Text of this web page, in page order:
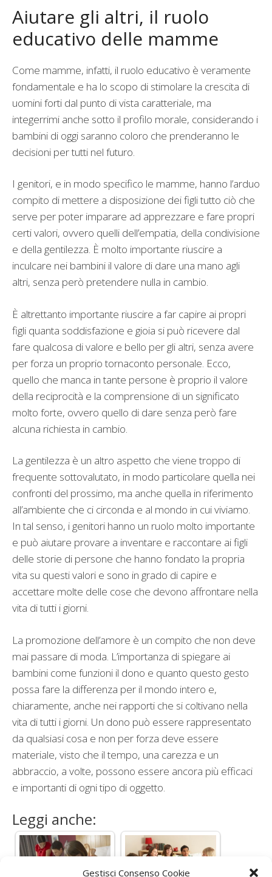
Gestisci Consenso Cookie
Aiutare gli altri, il ruolo
educativo delle mamme
Come mamme, infatti, il ruolo educativo è veramente
fondamentale e ha lo scopo di stimolare la crescita di
uomini forti dal punto di vista caratteriale, ma
integerrimi anche sotto il profilo morale, considerando i
bambini di oggi saranno coloro che prenderanno le
decisioni per tutti nel futuro.
I genitori, e in modo specifico le mamme, hanno l’arduo
compito di mettere a disposizione dei figli tutto ciò che
serve per poter imparare ad apprezzare e fare propri
certi valori, ovvero quelli dell’empatia, della condivisione
e della gentilezza. È molto importante riuscire a
inculcare nei bambini il valore di dare una mano agli
altri, senza però pretendere nulla in cambio.
È altrettanto importante riuscire a far capire ai propri
figli quanta soddisfazione e gioia si può ricevere dal
fare qualcosa di valore e bello per gli altri, senza avere
per forza un proprio tornaconto personale. Ecco,
quello che manca in tante persone è proprio il valore
della reciprocità e la comprensione di un significato
molto forte, ovvero quello di dare senza però fare
alcuna richiesta in cambio.
La gentilezza è un altro aspetto che viene troppo di
frequente sottovalutato, in modo particolare quella nei
confronti del prossimo, ma anche quella in riferimento
all’ambiente che ci circonda e al mondo in cui viviamo.
In tal senso, i genitori hanno un ruolo molto importante
e può aiutare provare a inventare e raccontare ai figli
delle storie di persone che hanno fondato la propria
vita su questi valori e sono in grado di capire e
accettare molte delle cose che devono affrontare nella
vita di tutti i giorni.
La promozione dell’amore è un compito che non deve
mai passare di moda. L’importanza di spiegare ai
bambini come funzioni il dono e quanto questo gesto
possa fare la differenza per il mondo intero e,
chiaramente, anche nei rapporti che si coltivano nella
vita di tutti i giorni. Un dono può essere rappresentato
da qualsiasi cosa e non per forza deve essere
materiale, visto che il tempo, una carezza e un
abbraccio, a volte, possono essere ancora più efficaci
e importanti di ogni tipo di oggetto.
Leggi anche: